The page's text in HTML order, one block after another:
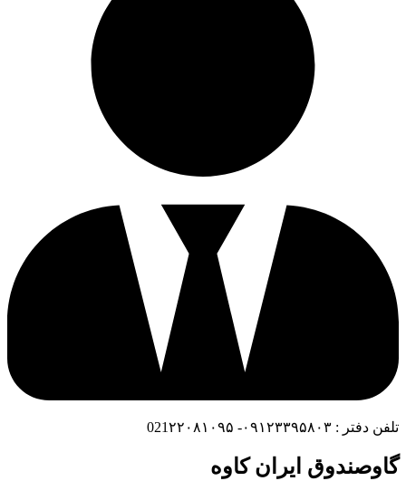
تلفن دفتر : ۰۹۱۲۳۳۹۵۸۰۳- 021۲۲۰۸۱۰۹۵
گاوصندوق ایران کاوه